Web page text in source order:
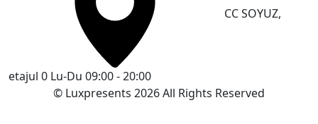
CC SOYUZ,
etajul 0 Lu-Du 09:00 - 20:00
© Luxpresents 2026 All Rights Reserved